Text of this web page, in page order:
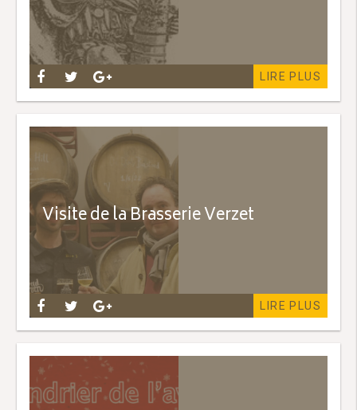
LIRE PLUS
Visite de la Brasserie Verzet
LIRE PLUS